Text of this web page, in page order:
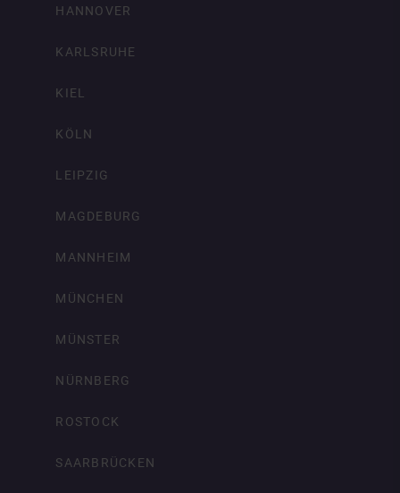
HANNOVER
KARLSRUHE
KIEL
KÖLN
LEIPZIG
MAGDEBURG
MANNHEIM
MÜNCHEN
MÜNSTER
NÜRNBERG
ROSTOCK
SAARBRÜCKEN